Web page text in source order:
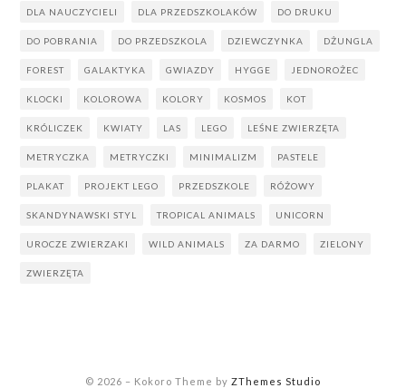
DLA NAUCZYCIELI DLA PRZEDSZKOLAKÓW DO DRUKU
DO POBRANIA DO PRZEDSZKOLA DZIEWCZYNKA DŻUNGLA
FOREST GALAKTYKA GWIAZDY HYGGE JEDNOROŻEC
KLOCKI KOLOROWA KOLORY KOSMOS KOT
KRÓLICZEK KWIATY LAS LEGO LEŚNE ZWIERZĘTA
METRYCZKA METRYCZKI MINIMALIZM PASTELE
PLAKAT PROJEKT LEGO PRZEDSZKOLE RÓŻOWY
SKANDYNAWSKI STYL TROPICAL ANIMALS UNICORN
UROCZE ZWIERZAKI WILD ANIMALS ZA DARMO ZIELONY
ZWIERZĘTA
© 2026 – Kokoro Theme by ZThemes Studio